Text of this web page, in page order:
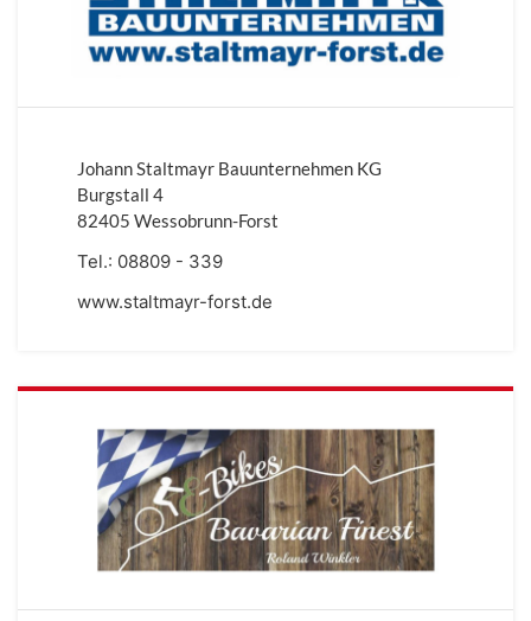
Johann Staltmayr Bauunternehmen KG
Burgstall 4
82405 Wessobrunn-Forst
Tel.: 08809 - 339
www.staltmayr-forst.de